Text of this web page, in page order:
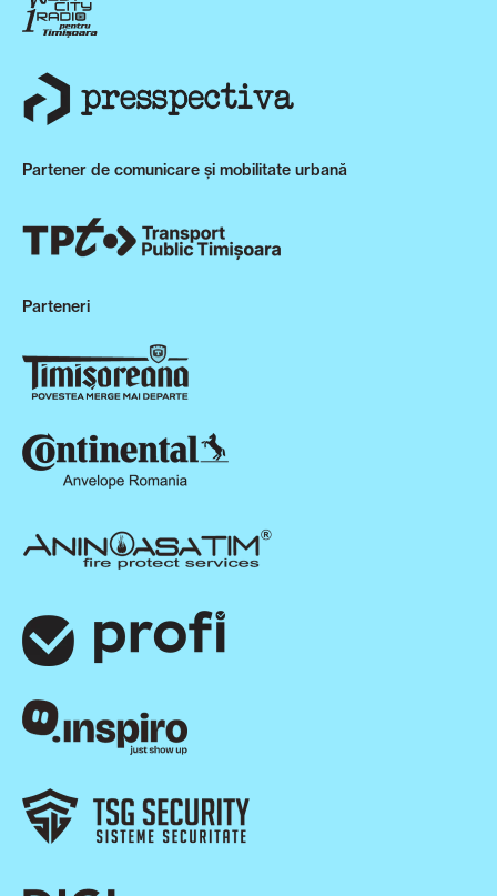
Partener de comunicare și mobilitate urbană
Parteneri